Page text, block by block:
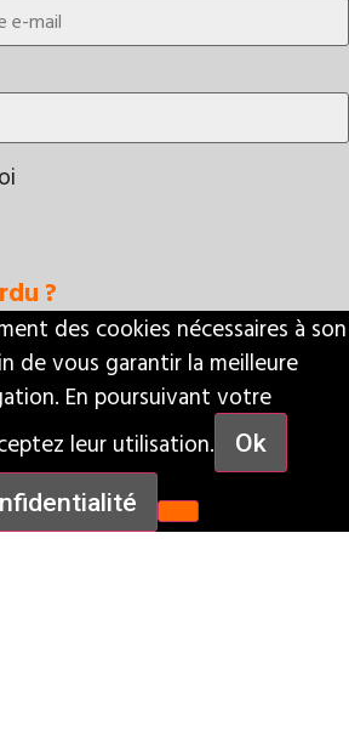
?
des cookies nécessaires à son
de vous garantir la meilleure
En poursuivant votre
leur utilisation.
Ok